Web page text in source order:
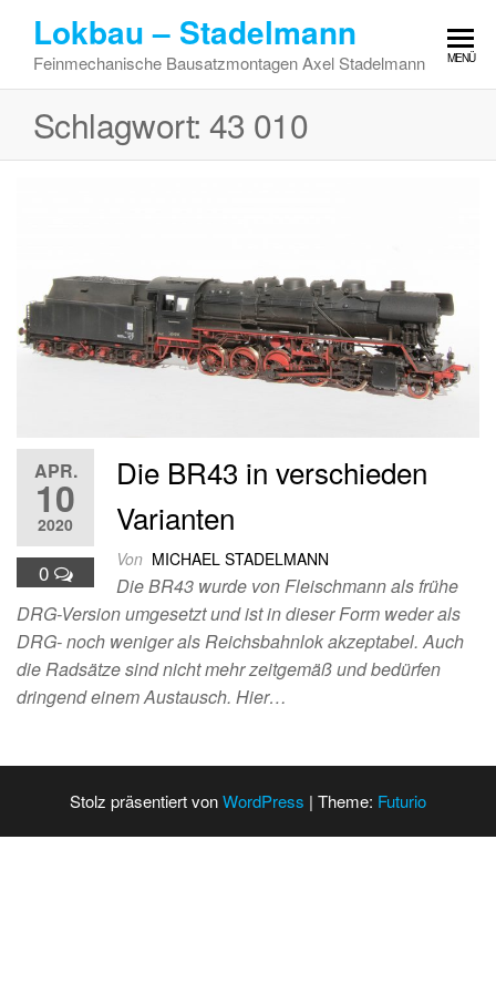
springen
Lokbau – Stadelmann
Feinmechanische Bausatzmontagen Axel Stadelmann MENÜ
Schlagwort: 43 010
APR.
10
2020
0
Die BR43 in verschieden
Varianten
Von MICHAEL STADELMANN
Die BR43 wurde von Fleischmann als frühe
DRG-Version umgesetzt und ist in dieser Form weder als
DRG- noch weniger als Reichsbahnlok akzeptabel. Auch
die Radsätze sind nicht mehr zeitgemäß und bedürfen
dringend einem Austausch. Hier…
Stolz präsentiert vonWordPress | Theme: Futurio